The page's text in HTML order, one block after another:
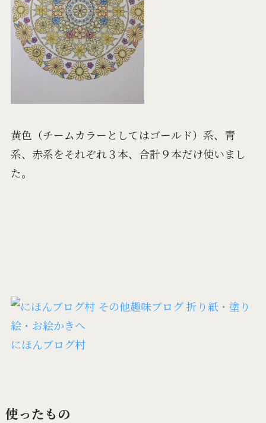
黄色（チームカラーとしてはゴールド）系、青
系、赤系をそれぞれ３本、合計９本だけ使いまし
た。
にほんブログ村
使ったもの